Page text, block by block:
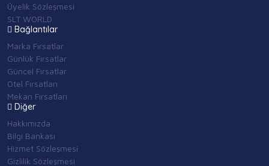
Üyelik Sözleşmesi
SLT WORLD
Bağlantılar
Marka Fırsatlar
Günlük Fırsatlar
Güncel Fırsatlar
Otel Fırsatları
Mekan Fırsatları
Diğer
Hakkımızda
Bilgi Bankası
Hizmet Sözleşmesi
Gizlilik Sözleşmesi